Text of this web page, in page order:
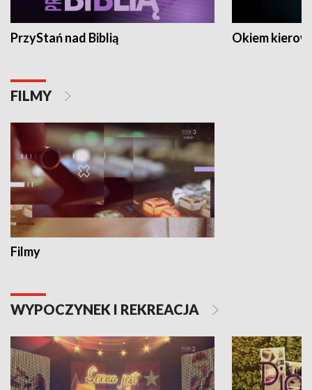
PrzyStań nad Biblią Okiem
FILMY
Filmy
WYPOCZYNEK I REKREACJA